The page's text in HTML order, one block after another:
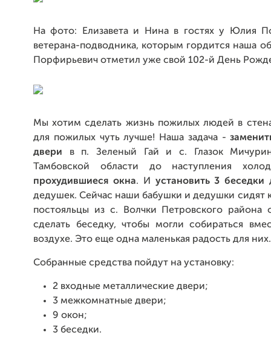
На фото: Елизавета и Нина в гостях у Юлия
ветерана-подводника, которым гордится наша
Порфирьевич отметил уже свой 102-й День
Мы хотим сделать жизнь пожилых людей в
для пожилых чуть лучше! Наша задача -
двери в п. Зеленый Гай и с. Глазок
Тамбовской области до наступления
прохудившиеся окна. И установить 3 беседки
дедушек. Сейчас наши бабушки и дедушки сидят
постояльцы из с. Волчки Петровского района
сделать беседку, чтобы могли собираться
воздухе. Это еще одна маленькая радость для них.
Собранные средства пойдут на установку:
2 входные металлические двери;
3 межкомнатные двери;
9 окон;
3 беседки.